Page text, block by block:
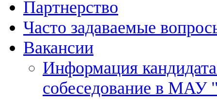
Партнерство
Часто задаваемые
Вакансии
Информация
собеседование в